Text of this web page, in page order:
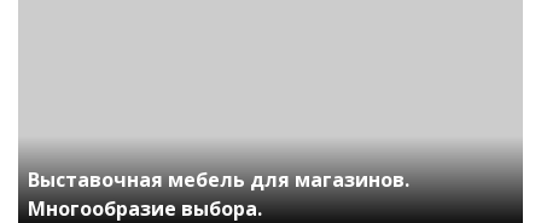
Выставочная мебель для магазинов.
Многообразие выбора.